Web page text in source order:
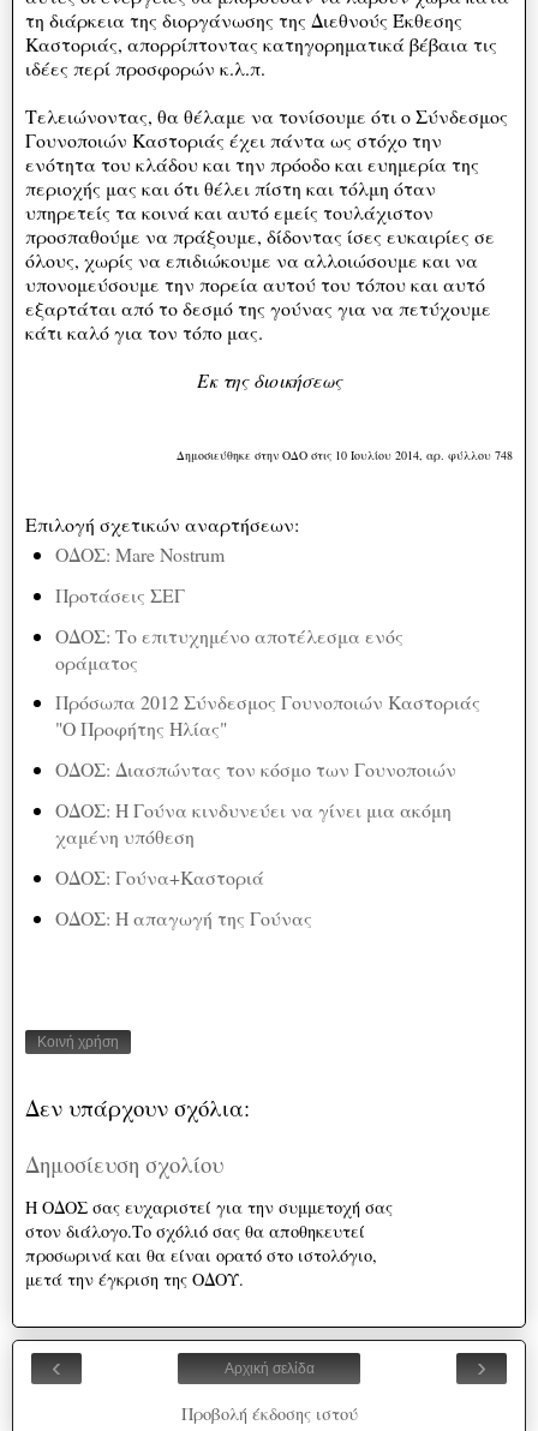
τη διάρκεια της διοργάνωσης της Διεθνούς Έκθεσης
Καστοριάς, απορρίπτοντας κατηγορηματικά βέβαια τις
ιδέες περί προσφορών κ.λ.π.
Τελειώνοντας, θα θέλαμε να τονίσουμε ότι ο Σύνδεσμος
Γουνοποιών Καστοριάς έχει πάντα ως στόχο την
ενότητα του κλάδου και την πρόοδο και ευημερία της
περιοχής μας και ότι θέλει πίστη και τόλμη όταν
υπηρετείς τα κοινά και αυτό εμείς τουλάχιστον
προσπαθούμε να πράξουμε, δίδοντας ίσες ευκαιρίες σε
όλους, χωρίς να επιδιώκουμε να αλλοιώσουμε και να
υπονομεύσουμε την πορεία αυτού του τόπου και αυτό
εξαρτάται από το δεσμό της γούνας για να πετύχουμε
κάτι καλό για τον τόπο μας.
Εκ της διοικήσεως
Δημοσιεύθηκε στην ΟΔΟ στις 10 Ιουλίου 2014, αρ. φύλλου 748
Επιλογή σχετικών αναρτήσεων:
ΟΔΟΣ: Μare Nostrum
Προτάσεις ΣΕΓ
ΟΔΟΣ: Το επιτυχημένο αποτέλεσμα ενός
οράματος
Πρόσωπα 2012 Σύνδεσμος Γουνοποιών Καστοριάς
"Ο Προφήτης Ηλίας"
ΟΔΟΣ: Διασπώντας τον κόσμο των Γουνοποιών
ΟΔΟΣ: Η Γούνα κινδυνεύει να γίνει μια ακόμη
χαμένη υπόθεση
ΟΔΟΣ: Γούνα+Καστοριά
ΟΔΟΣ: Η απαγωγή της Γούνας
Κοινή χρήση
Δεν υπάρχουν σχόλια:
Δημοσίευση σχολίου
Η ΟΔΟΣ σας ευχαριστεί για την συμμετοχή σας
στον διάλογο.Το σχόλιό σας θα αποθηκευτεί
προσωρινά και θα είναι ορατό στο ιστολόγιο,
μετά την έγκριση της ΟΔΟΥ.
‹ ›
Αρχική σελίδα
Προβολή έκδοσης ιστού